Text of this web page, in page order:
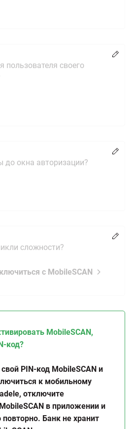
пользователя своего
до окна авторизации?
сложности?
с MobileSCAN
MobileSCAN,
код?
PIN-код MobileSCAN и
к мобильному
отключите
в приложении и
повторно. Банк не хранит